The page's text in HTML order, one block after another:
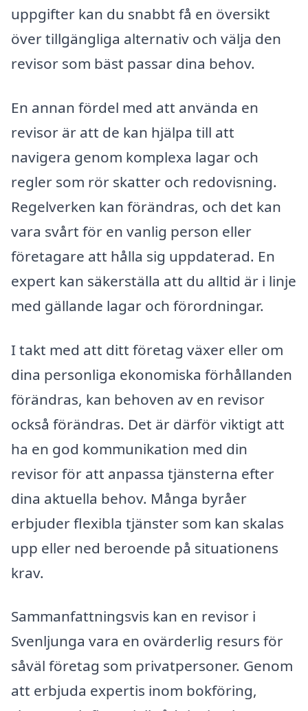
uppgifter kan du snabbt få en översikt
över tillgängliga alternativ och välja den
revisor som bäst passar dina behov.
En annan fördel med att använda en
revisor är att de kan hjälpa till att
navigera genom komplexa lagar och
regler som rör skatter och redovisning.
Regelverken kan förändras, och det kan
vara svårt för en vanlig person eller
företagare att hålla sig uppdaterad. En
expert kan säkerställa att du alltid är i linje
med gällande lagar och förordningar.
I takt med att ditt företag växer eller om
dina personliga ekonomiska förhållanden
förändras, kan behoven av en revisor
också förändras. Det är därför viktigt att
ha en god kommunikation med din
revisor för att anpassa tjänsterna efter
dina aktuella behov. Många byråer
erbjuder flexibla tjänster som kan skalas
upp eller ned beroende på situationens
krav.
Sammanfattningsvis kan en revisor i
Svenljunga vara en ovärderlig resurs för
såväl företag som privatpersoner. Genom
att erbjuda expertis inom bokföring,